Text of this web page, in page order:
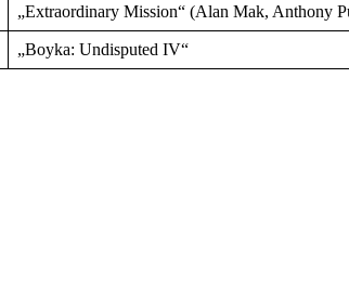
„Extraordinary Mission“ (Alan Mak, Anthony
„Boyka: Undisputed IV“